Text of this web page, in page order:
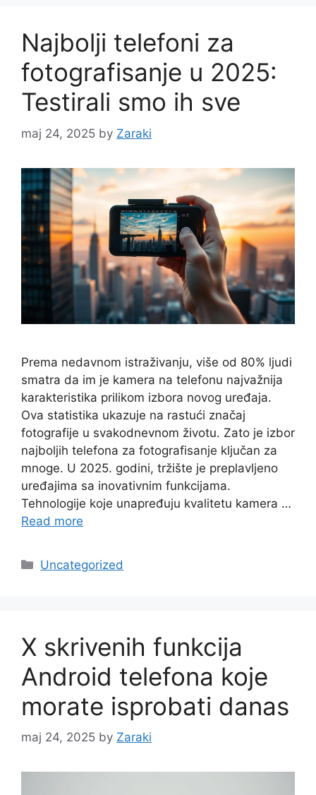
Najbolji telefoni za
fotografisanje u 2025:
Testirali smo ih sve
maj 24, 2025 by Zaraki
Prema nedavnom istraživanju, više od 80% ljudi
smatra da im je kamera na telefonu najvažnija
karakteristika prilikom izbora novog uređaja.
Ova statistika ukazuje na rastući značaj
fotografije u svakodnevnom životu. Zato je izbor
najboljih telefona za fotografisanje ključan za
mnoge. U 2025. godini, tržište je preplavljeno
uređajima sa inovativnim funkcijama.
Tehnologije koje unapređuju kvalitetu kamera …
Read more
Categories
Uncategorized
X skrivenih funkcija
Android telefona koje
morate isprobati danas
maj 24, 2025 by Zaraki